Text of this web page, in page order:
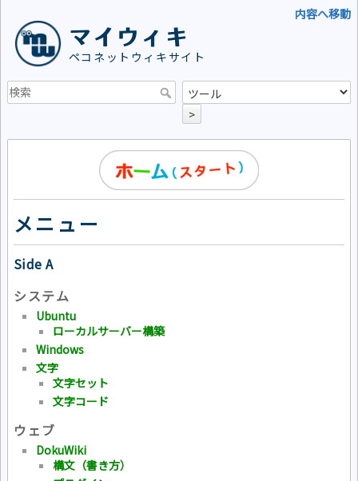
内容へ移動
マイウィキ
ペコネットウィキサイト
>
メニュー
Side A
システム
Ubuntu
ローカルサーバー構築
Windows
文字
文字セット
文字コード
ウェブ
DokuWiki
構文（書き方）